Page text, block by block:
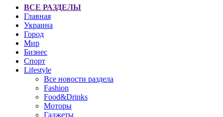
ВСЕ РАЗДЕЛЫ
Главная
Украина
Город
Мир
Бизнес
Спорт
Lifestyle
Все новости раздела
Fashion
Food&Drinks
Моторы
Гаджеты